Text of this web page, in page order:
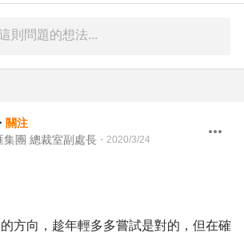
・ 關注
集團 總裁室副處長 ・ 2020/3/24
方向，趁年輕多多嘗試是對的，但在確